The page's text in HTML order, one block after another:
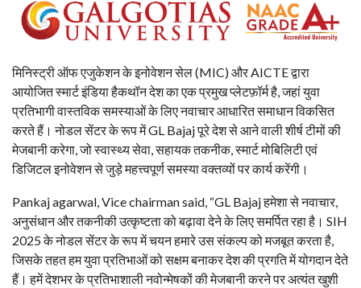
मिनिस्ट्री ऑफ एजुकेशन के इनोवेशन सेल (MIC) और AICTE द्वारा
आयोजित स्मार्ट इंडिया हैकथॉन देश का एक प्रमुख प्लेटफ़ॉर्म है, जहां युवा
प्रतिभागी वास्तविक समस्याओं के लिए नवाचार आधारित समाधान विकसित
करते हैं। नोडल सेंटर के रूप में GL Bajaj पूरे देश से आने वाली शीर्ष टीमों की
मेजबानी करेगा, जो स्वास्थ्य सेवा, सहायक तकनीक, स्मार्ट मोबिलिटी एवं
डिजिटल इनोवेशन से जुड़े महत्त्वपूर्ण समस्या वक्तव्यों पर कार्य करेंगी।
Pankaj agarwal, Vice chairman said, “GL Bajaj हमेशा से नवाचार,
अनुसंधान और तकनीकी उत्कृष्टता को बढ़ावा देने के लिए समर्पित रहा है। SIH
2025 के नोडल सेंटर के रूप में चयन हमारे उस संकल्प को मजबूत करता है,
जिसके तहत हम युवा प्रतिभाओं को सक्षम बनाकर देश की प्रगति में योगदान देते
हैं। हमें देशभर के प्रतिभाशाली नवोन्मेषकों की मेजबानी करने पर अत्यंत खुशी